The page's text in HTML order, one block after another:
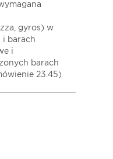
gyros) w
i barach
i
barach
23.45)